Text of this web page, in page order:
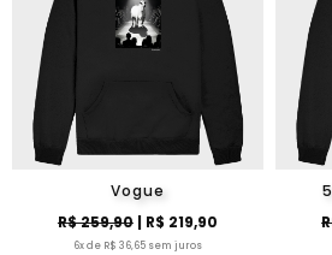
Vogue
R$ 259,90| R$ 219,90
6x de R$ 36,65 sem juros